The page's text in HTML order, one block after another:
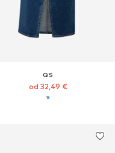
QS
od 32,49 €